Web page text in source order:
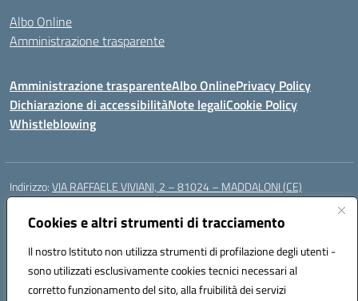
Cookies e altri strumenti di tracciamento
Il nostro Istituto non utilizza strumenti di profilazione degli utenti -
sono utilizzati esclusivamente cookies tecnici necessari al
corretto funzionamento del sito, alla fruibilità dei servizi
Albo Online
Amministrazione trasparente
Amministrazione trasparenteAlbo OnlinePrivacy Policy
Dichiarazione di accessibilitàNote legaliCookie Policy
Whistleblowing
Indirizzo:VIA RAFFAELE VIVIANI, 2 – 81024 – MADDALONI (CE)
Centralino:
Posta elettronica certificata (PEC):ceic8av00r@pec.istruzione.it
Codice fiscale: 93086020612
Codice meccanografico:CEIC8AV00R
Codice Indice delle Pubbliche Amministrazioni (IPA): icamm